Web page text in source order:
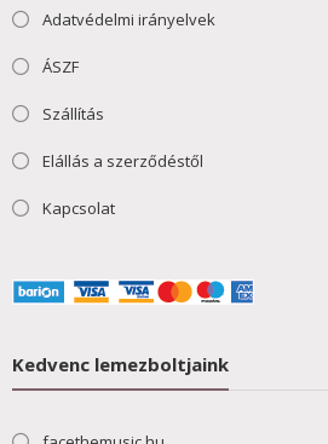
Adatvédelmi irányelvek
ÁSZF
Szállítás
Elállás a szerződéstől
Kapcsolat
Kedvenc lemezboltjaink